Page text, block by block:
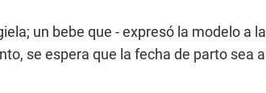
un bebe que - expresó la modelo a la
se espera que la fecha de parto sea a